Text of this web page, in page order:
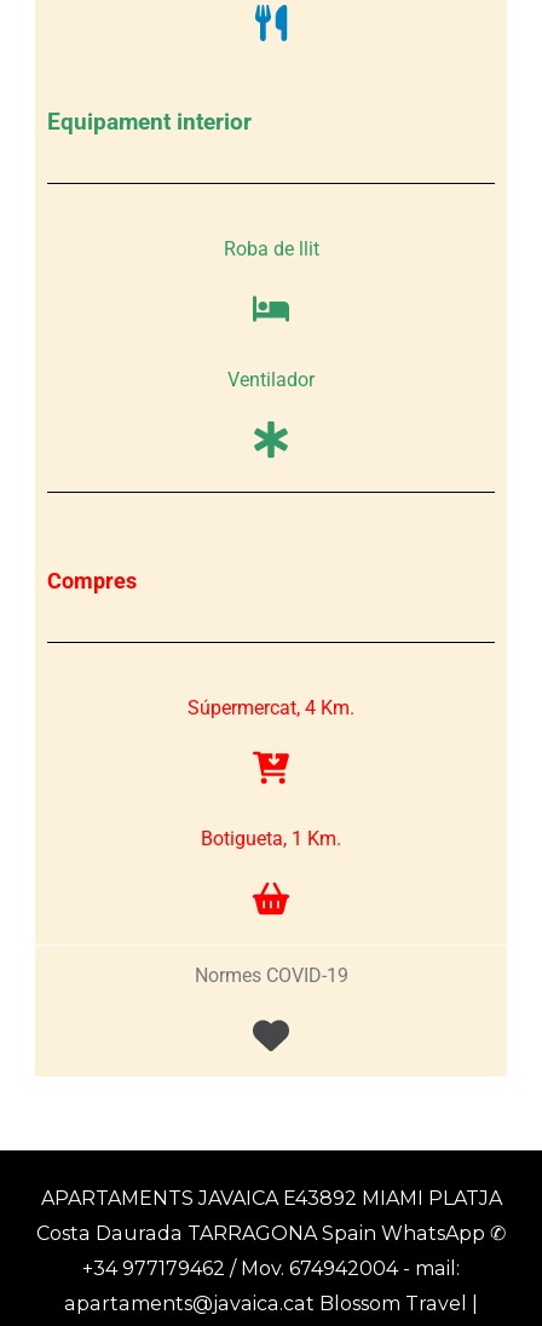
Equipament interior
Roba de llit
Ventilador
Compres
Súpermercat, 4 Km.
Botigueta, 1 Km.
Normes COVID-19
APARTAMENTS JAVAICA E43892 MIAMI PLATJA
Costa Daurada TARRAGONA Spain WhatsApp ✆
+34 977179462 / Mov. 674942004 - mail:
apartaments@javaica.cat Blossom Travel |